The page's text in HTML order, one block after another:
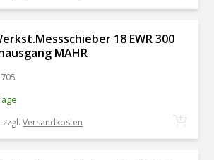
18 EWR 300
MAHR
zzgl.Versandkosten